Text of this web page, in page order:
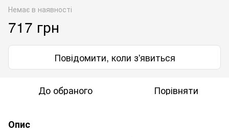
Немає в наявності
717 грн
Повідомити, коли з'явиться
До обраного Порівняти
Опис